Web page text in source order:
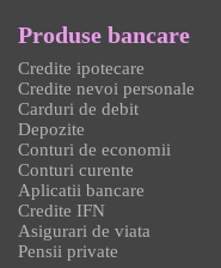
Produse bancare
Credite ipotecare
Credite nevoi personale
Carduri de debit
Depozite
Conturi de economii
Conturi curente
Aplicatii bancare
Credite IFN
Asigurari de viata
Pensii private